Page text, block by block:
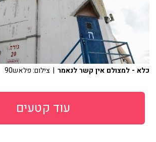
כלא - למצולם אין קשר לנאמר | צילום: פלאש90
עוד קטעים